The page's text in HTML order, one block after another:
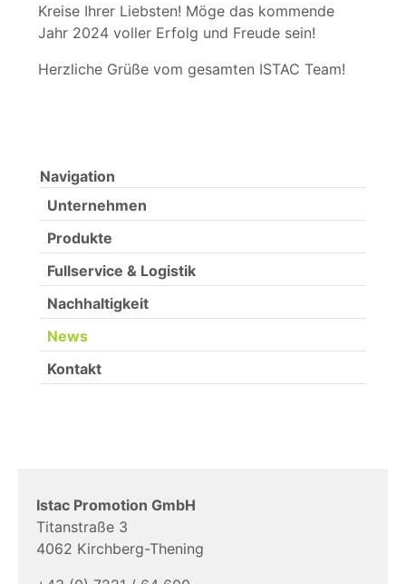
Kreise Ihrer Liebsten! Möge das kommende
Jahr 2024 voller Erfolg und Freude sein!
Herzliche Grüße vom gesamten ISTAC Team!
Navigation
Unternehmen
Produkte
Fullservice & Logistik
Nachhaltigkeit
News
Kontakt
Istac Promotion GmbH
Titanstraße 3
4062 Kirchberg-Thening